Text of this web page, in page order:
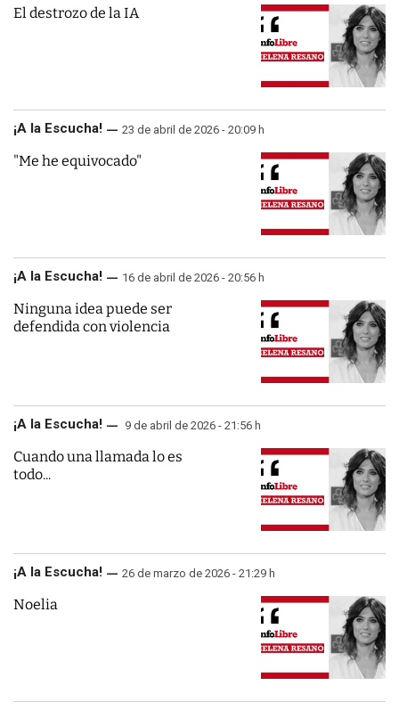
El destrozo de la IA
¡A la Escucha! 23 de abril de 2026 - 20:09 h
"Me he equivocado"
¡A la Escucha! 16 de abril de 2026 - 20:56 h
Ninguna idea puede ser
defendida con violencia
¡A la Escucha! 9 de abril de 2026 - 21:56 h
Cuando una llamada lo es
todo...
¡A la Escucha! 26 de marzo de 2026 - 21:29 h
Noelia